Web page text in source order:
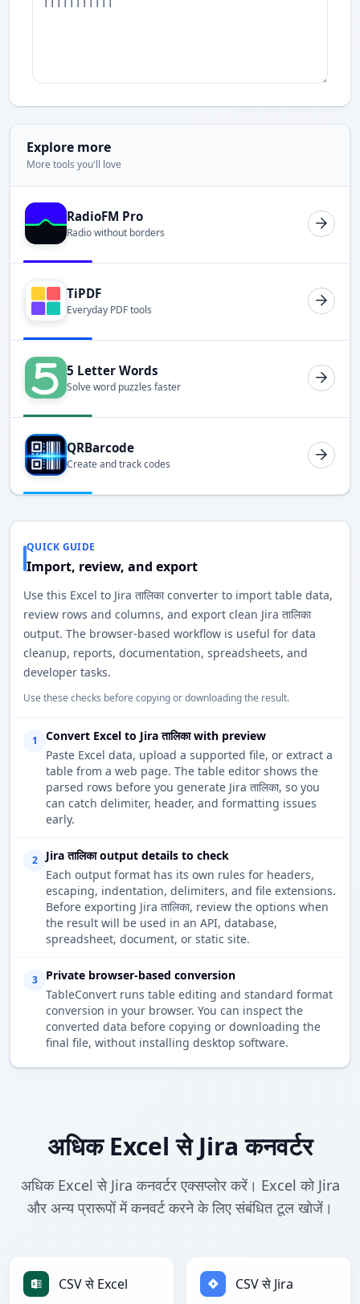
Explore more
More tools you'll love
RadioFM Pro
Radio without borders
TiPDF
Everyday PDF tools
5 Letter Words
Solve word puzzles faster
QRBarcode
Create and track codes
QUICK GUIDE
Import, review, and export
Use this Excel to Jira तालिका converter to import table data,
review rows and columns, and export clean Jira तालिका
output. The browser-based workflow is useful for data
cleanup, reports, documentation, spreadsheets, and
developer tasks.
Use these checks before copying or downloading the result.
1
Convert Excel to Jira तालिका with preview
Paste Excel data, upload a supported file, or extract a
table from a web page. The table editor shows the
parsed rows before you generate Jira तालिका, so you
can catch delimiter, header, and formatting issues
early.
2
Jira तालिका output details to check
Each output format has its own rules for headers,
escaping, indentation, delimiters, and file extensions.
Before exporting Jira तालिका, review the options when
the result will be used in an API, database,
spreadsheet, document, or static site.
3
Private browser-based conversion
TableConvert runs table editing and standard format
conversion in your browser. You can inspect the
converted data before copying or downloading the
final file, without installing desktop software.
अधिक Excel से Jira कनवर्टर
अधिक Excel से Jira कनवर्टर एक्सप्लोर करें। Excel को Jira
और अन्य प्रारूपों में कनवर्ट करने के लिए संबंधित टूल खोजें।
CSV से Excel CSV से Jira